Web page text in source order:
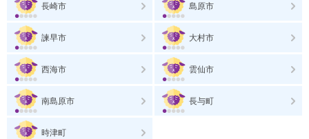
長崎市 島原市
諫早市 大村市
西海市 雲仙市
南島原市 長与町
時津町